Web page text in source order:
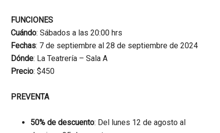
FUNCIONES
Cuándo: Sábados a las 20:00 hrs
Fechas: 7 de septiembre al 28 de septiembre de 2024
Dónde: La Teatrería – Sala A
Precio: $450
PREVENTA
50% de descuento: Del lunes 12 de agosto al